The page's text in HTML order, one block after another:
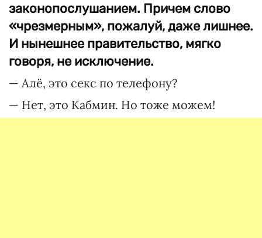
законопослушанием. Причем слово
«чрезмерным», пожалуй, даже лишнее.
И нынешнее правительство, мягко
говоря, не исключение.
— Алё, это секс по телефону?
— Нет, это Кабмин. Но тоже можем!